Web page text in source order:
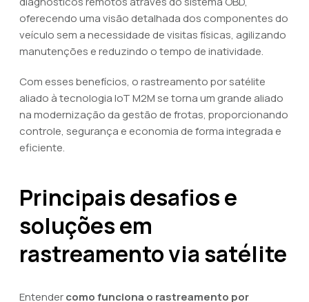
oferecendo uma visão detalhada dos componentes do
veículo sem a necessidade de visitas físicas, agilizando
manutenções e reduzindo o tempo de inatividade.
Com esses benefícios, o rastreamento por satélite
aliado à tecnologia IoT M2M se torna um grande aliado
na modernização da gestão de frotas, proporcionando
controle, segurança e economia de forma integrada e
eficiente.
Principais desafios e
soluções em
rastreamento via satélite
Entendercomo funciona o rastreamento por